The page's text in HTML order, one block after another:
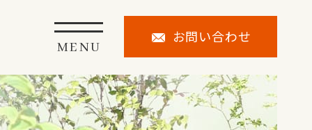
MENU
お問い合わせ